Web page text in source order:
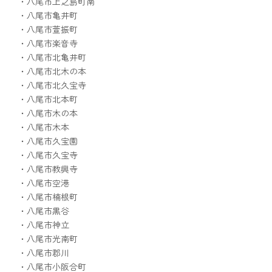
・八尾市亀井町
・八尾市萱振町
・八尾市楽音寺
・八尾市北亀井町
・八尾市北木の本
・八尾市北久宝寺
・八尾市北本町
・八尾市木の本
・八尾市木本
・八尾市久宝園
・八尾市久宝寺
・八尾市教興寺
・八尾市空港
・八尾市楠根町
・八尾市黒谷
・八尾市神立
・八尾市光南町
・八尾市郡川
・八尾市小阪合町